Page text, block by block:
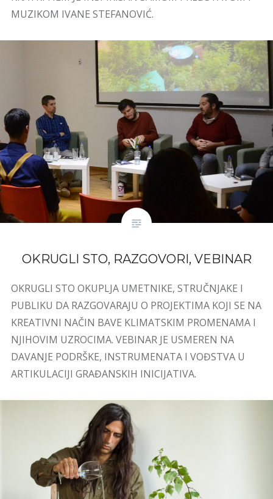
MUZIKOM IVANE STEFANOVIĆ.
OKRUGLI STO, RAZGOVORI, VEBINAR
OKRUGLI STO OKUPLJA UMETNIKE, STRUČNJAKE I
PUBLIKU DA RAZGOVARAJU O PROJEKTIMA KOJI SE NA
KREATIVNI NAČIN BAVE KLIMATSKIM PROMENAMA I
NJIHOVIM UZROCIMA. VEBINAR JE USMEREN NA
DAVANJE PODRŠKE, INSTRUMENATA I VOĐSTVA U
ARTIKULACIJI GRAĐANSKIH INICIJATIVA.